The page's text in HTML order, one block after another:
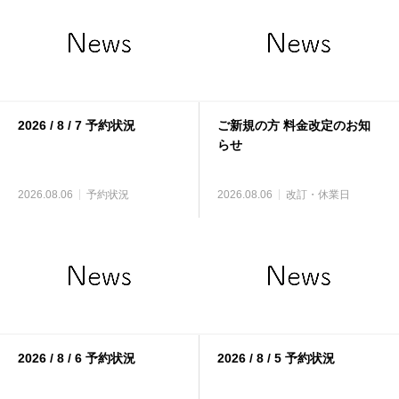
2026 / 8 / 7 予約状況
2026.08.06 予約状況
ご新規の方 料金改定のお知
らせ
2026.08.06 改訂・休業日
2026 / 8 / 6 予約状況 2026 / 8 / 5 予約状況